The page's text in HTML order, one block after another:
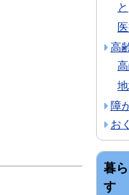
と
高
障
お
暮
す